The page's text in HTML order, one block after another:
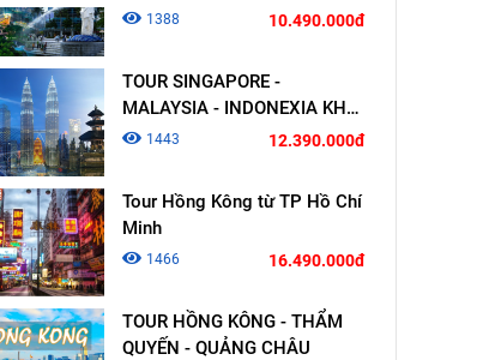
MALAYSIA - INDONEXIA KHỞI
HÀNH TỪ TP HỒ CHÍ MINH
1443 12.390.000đ
Minh
1466
QUYẾN - QUẢNG CHÂU
1329